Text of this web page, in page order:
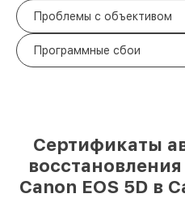
Проблемы с объективом
Программные сбои
Сертификаты
Canon EOS 5D в